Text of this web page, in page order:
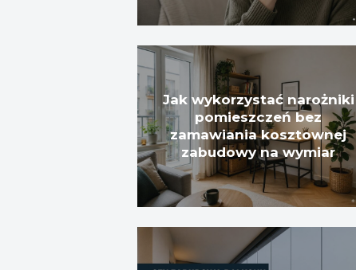
Jak wykorzystać narożniki
pomieszczeń bez
zamawiania kosztownej
zabudowy na wymiar